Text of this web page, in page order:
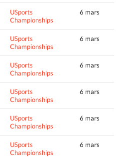
USports
Championships
6 mars
USports
Championships
6 mars
USports
Championships
6 mars
USports
Championships
6 mars
USports
Championships
6 mars
USports
Championships
6 mars